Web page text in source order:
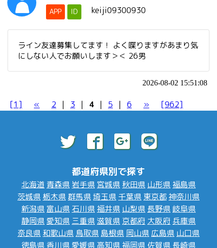
APP ID keiji09300930
ライン友達募集してます！ よく喋りますがあまり気
にしない人でお願いします＞＜ 26男
2026-08-02 15:51:08
[1] « 2 | 3 | 4 | 5 | 6 » [962]
都道府県別で探す
北海道 青森県 岩手県 宮城県 秋田県 山形県福島県
茨城県 栃木県群馬県埼玉県 千葉県 東京都神奈川県
新潟県 富山県 石川県福井県 山梨県 長野県 岐阜県
静岡県愛知県 三重県滋賀県 京都府 大阪府 兵庫県
奈良県 和歌山県 鳥取県 島根県 岡山県 広島県 山口県
徳島県 香川県愛媛県 高知県福岡県 佐賀県 長崎県